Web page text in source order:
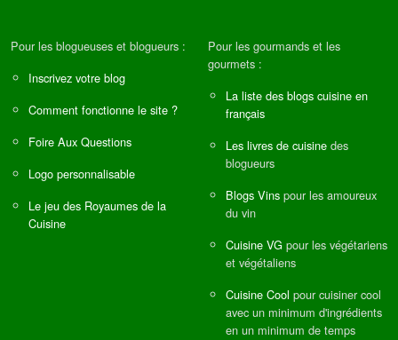
Pour les blogueuses et blogueurs :
Inscrivez votre blog
Comment fonctionne le site ?
Foire Aux Questions
Logo personnalisable
Le jeu des Royaumes de la
Cuisine
Pour les gourmands et les
gourmets :
La liste des blogs cuisine en
français
Les livres de cuisine des
blogueurs
Blogs Vins pour les amoureux
du vin
Cuisine VG pour les végétariens
et végétaliens
Cuisine Cool pour cuisiner cool
avec un minimum d'ingrédients
en un minimum de temps